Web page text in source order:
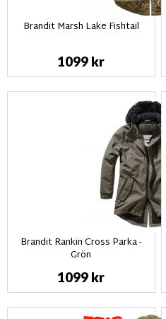
Brandit Marsh Lake Fishtail
1099 kr
Brandit Rankin Cross Parka -
Grön
1099 kr